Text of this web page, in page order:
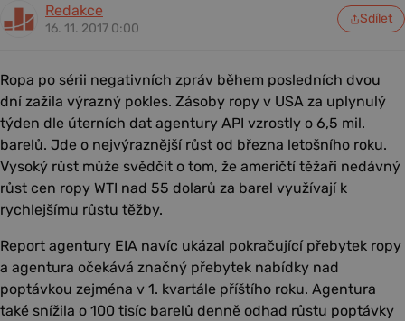
Redakce
16. 11. 2017 0:00
Sdílet
Ropa po sérii negativních zpráv během posledních dvou
dní zažila výrazný pokles. Zásoby ropy v USA za uplynulý
týden dle úterních dat agentury API vzrostly o 6,5 mil.
barelů. Jde o nejvýraznější růst od března letošního roku.
Vysoký růst může svědčit o tom, že američtí těžaři nedávný
růst cen ropy WTI nad 55 dolarů za barel využívají k
rychlejšímu růstu těžby.
Report agentury EIA navíc ukázal pokračující přebytek ropy
a agentura očekává značný přebytek nabídky nad
poptávkou zejména v 1. kvartále příštího roku. Agentura
také snížila o 100 tisíc barelů denně odhad růstu poptávky